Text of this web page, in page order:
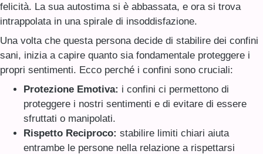
felicità. La sua autostima si è abbassata, e ora si trova
intrappolata in una spirale di insoddisfazione.
Una volta che questa persona decide di stabilire dei confini
sani, inizia a capire quanto sia fondamentale proteggere i
propri sentimenti. Ecco perché i confini sono cruciali:
Protezione Emotiva: i confini ci permettono di
proteggere i nostri sentimenti e di evitare di essere
sfruttati o manipolati.
Rispetto Reciproco: stabilire limiti chiari aiuta
entrambe le persone nella relazione a rispettarsi